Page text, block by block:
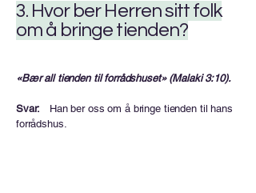
3. Hvor ber Herren sitt folk
om å bringe tienden?
«Bær all tienden til forrådshuset» (Malaki 3:10).
Svar: Han ber oss om å bringe tienden til hans
forrådshus.